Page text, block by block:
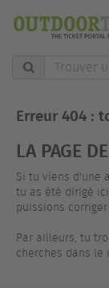
Trouver
Erreur 404 :
LA PAGE
Si tu viens d'une
tu as été dirigé
puissions
Par ailleurs, tu
cherches dans le